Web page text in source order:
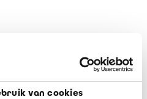
van cookies